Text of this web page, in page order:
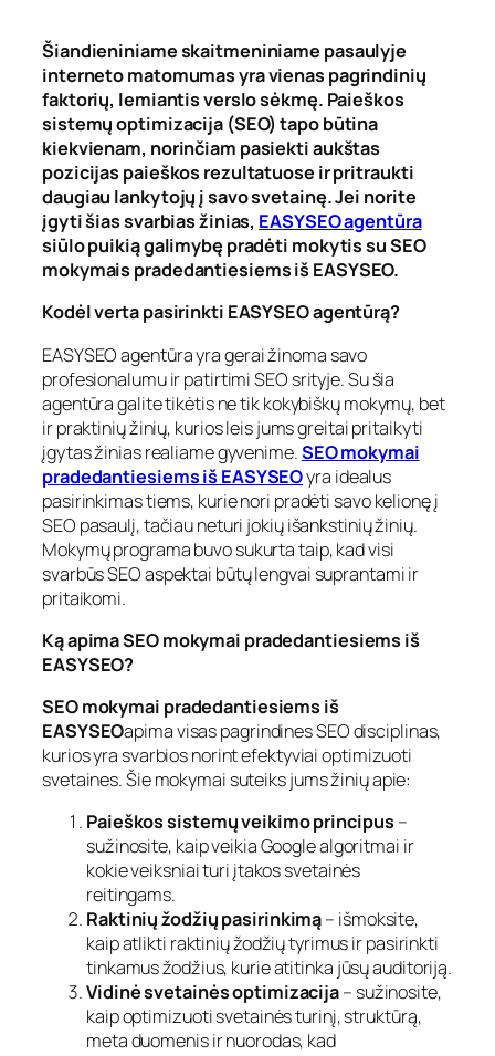
Šiandieniniame skaitmeniniame pasaulyje
interneto matomumas yra vienas pagrindinių
faktorių, lemiantis verslo sėkmę. Paieškos
sistemų optimizacija (SEO) tapo būtina
kiekvienam, norinčiam pasiekti aukštas
pozicijas paieškos rezultatuose ir pritraukti
daugiau lankytojų į savo svetainę. Jei norite
įgyti šias svarbias žinias, EASYSEO agentūra
siūlo puikią galimybę pradėti mokytis suSEO
mokymais pradedantiesiems iš EASYSEO.
Kodėl verta pasirinkti EASYSEO agentūrą?
EASYSEO agentūrayra gerai žinoma savo
profesionalumu ir patirtimi SEO srityje. Su šia
agentūra galite tikėtis ne tik kokybiškų mokymų, bet
ir praktinių žinių, kurios leis jums greitai pritaikyti
įgytas žinias realiame gyvenime.SEO mokymai
pradedantiesiems iš EASYSEOyra idealus
pasirinkimas tiems, kurie nori pradėti savo kelionę į
SEO pasaulį, tačiau neturi jokių išankstinių žinių.
Mokymų programa buvo sukurta taip, kad visi
svarbūs SEO aspektai būtų lengvai suprantami ir
pritaikomi.
Ką apima SEO mokymai pradedantiesiems iš
EASYSEO?
SEO mokymai pradedantiesiems iš
EASYSEOapima visas pagrindines SEO disciplinas,
kurios yra svarbios norint efektyviai optimizuoti
svetaines. Šie mokymai suteiks jums žinių apie:
Paieškos sistemų veikimo principus –
sužinosite, kaip veikia Google algoritmai ir
kokie veiksniai turi įtakos svetainės
reitingams.
Raktinių žodžių pasirinkimą– išmoksite,
kaip atlikti raktinių žodžių tyrimus ir pasirinkti
tinkamus žodžius, kurie atitinka jūsų auditoriją.
Vidinė svetainės optimizacija– sužinosite,
kaip optimizuoti svetainės turinį, struktūrą,
meta duomenis ir nuorodas, kad